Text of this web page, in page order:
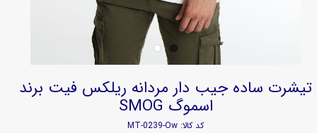
تیشرت ساده جیب دار مردانه ریلکس فیت برند
اسموگ SMOG
کد کالا: MT-0239-Ow